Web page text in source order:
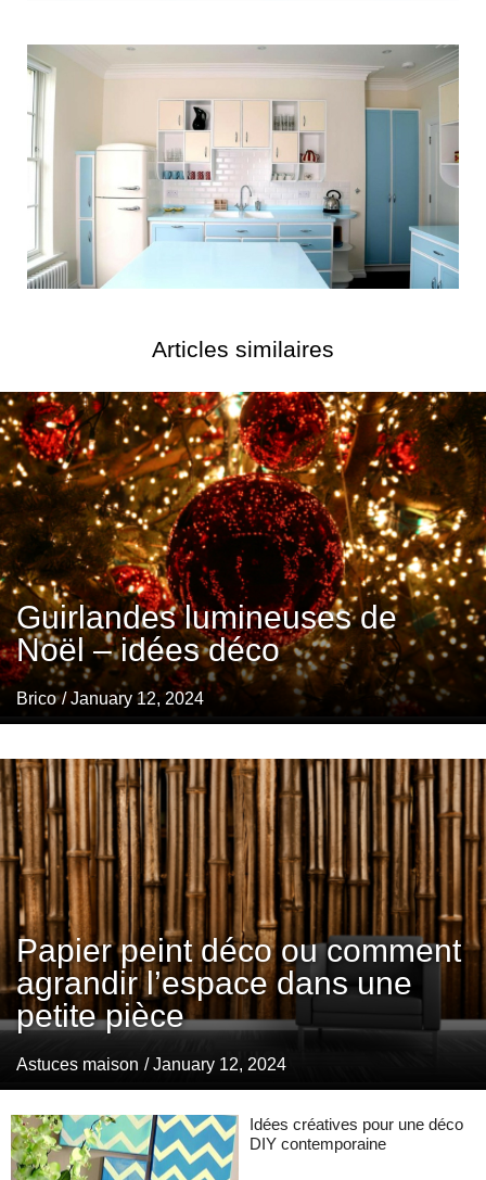
Articles similaires
Guirlandes lumineuses de
Noël – idées déco
Brico / January 12, 2024
Papier peint déco ou comment
agrandir l’espace dans une
petite pièce
Astuces maison / January 12, 2024
Idées créatives pour une déco
DIY contemporaine